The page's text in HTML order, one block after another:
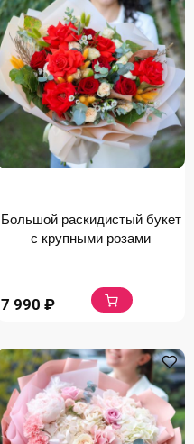
Большой раскидистый букет
с крупными розами
7 990 ₽